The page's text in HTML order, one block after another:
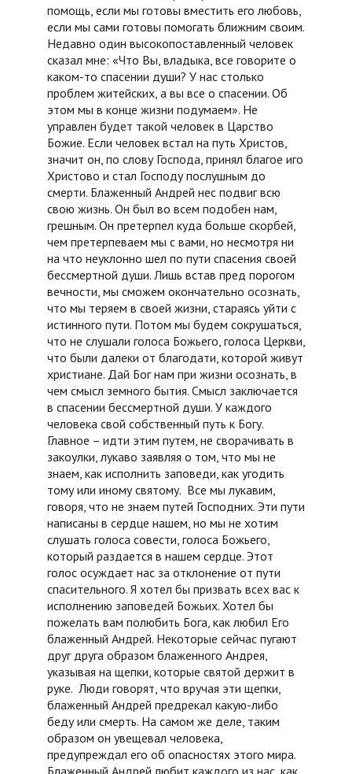
помощь, если мы готовы вместить его любовь,
если мы сами готовы помогать ближним своим.
Недавно один высокопоставленный человек
сказал мне: «Что Вы, владыка, все говорите о
каком-то спасении души? У нас столько
проблем житейских, а вы все о спасении. Об
этом мы в конце жизни подумаем». Не
управлен будет такой человек в Царство
Божие. Если человек встал на путь Христов,
значит он, по слову Господа, принял благое иго
Христово и стал Господу послушным до
смерти. Блаженный Андрей нес подвиг всю
свою жизнь. Он был во всем подобен нам,
грешным. Он претерпел куда больше скорбей,
чем претерпеваем мы с вами, но несмотря ни
на что неуклонно шел по пути спасения своей
бессмертной души. Лишь встав пред порогом
вечности, мы сможем окончательно осознать,
что мы теряем в своей жизни, стараясь уйти с
истинного пути. Потом мы будем сокрушаться,
что не слушали голоса Божьего, голоса Церкви,
что были далеки от благодати, которой живут
христиане. Дай Бог нам при жизни осознать, в
чем смысл земного бытия. Смысл заключается
в спасении бессмертной души. У каждого
человека свой собственный путь к Богу.
Главное – идти этим путем, не сворачивать в
закоулки, лукаво заявляя о том, что мы не
знаем, как исполнить заповеди, как угодить
тому или иному святому. Все мы лукавим,
говоря, что не знаем путей Господних. Эти пути
написаны в сердце нашем, но мы не хотим
слушать голоса совести, голоса Божьего,
который раздается в нашем сердце. Этот
голос осуждает нас за отклонение от пути
спасительного. Я хотел бы призвать всех вас к
исполнению заповедей Божьих. Хотел бы
пожелать вам полюбить Бога, как любил Его
блаженный Андрей. Некоторые сейчас пугают
друг друга образом блаженного Андрея,
указывая на щепки, которые святой держит в
руке. Люди говорят, что вручая эти щепки,
блаженный Андрей предрекал какую-либо
беду или смерть. На самом же деле, таким
образом он увещевал человека,
предупреждал его об опасностях этого мира.